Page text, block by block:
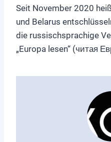
Seit November 2020
und Belarus
die russischsprachige
„Europa lesen“ (читая